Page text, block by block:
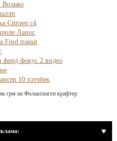
Вольво
Citroen c4
Ланос
Ford transit
форд фокус 2 видео
10 хэтчбек
грм на Фольксваген крафтер